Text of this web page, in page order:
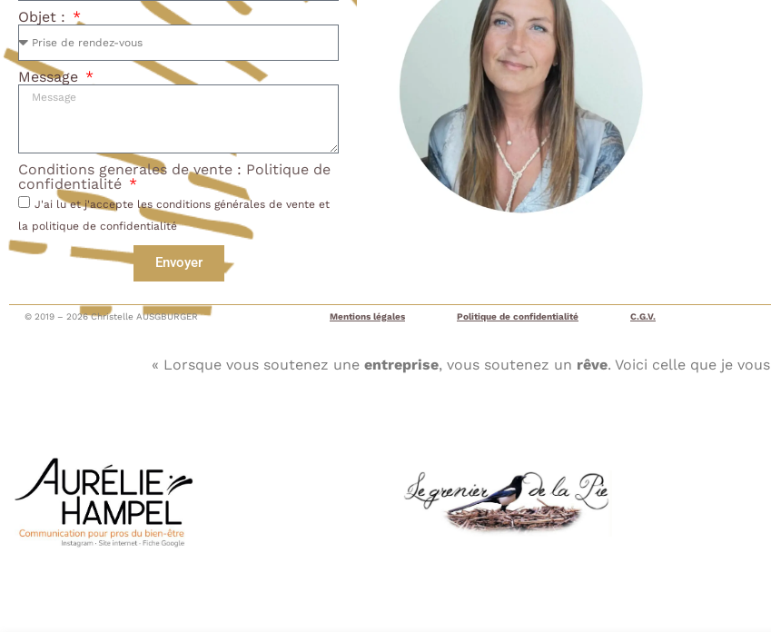
Objet :
Message
Conditions generales de vente : Politique de
confidentialité
J'ai lu et j'accepte les conditions générales de vente et
la politique de confidentialité
Envoyer
© 2019 – 2026 Christelle AUSGBURGER Mentions légales Politique de confidentialité C.G.V.
« Lorsque vous soutenez une entreprise, vous soutenez un rêve. Voici celle que je vous